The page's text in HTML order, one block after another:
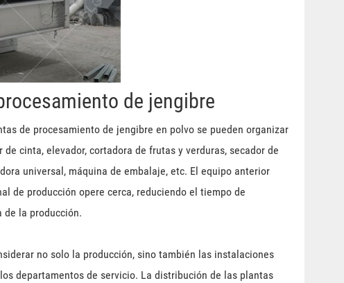
de jengibre
de procesamiento de jengibre en polvo se pueden organizar
cinta, elevador, cortadora de frutas y verduras, secador de
universal, máquina de embalaje, etc. El equipo anterior
de producción opere cerca, reduciendo el tiempo de
de la producción.
no solo la producción, sino también las instalaciones
departamentos de servicio. La distribución de las plantas